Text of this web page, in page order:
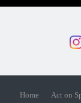
Home Act on